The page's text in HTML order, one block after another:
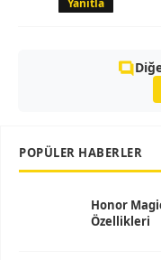
Yanıtla
POPÜLER HABERLER
Honor
Özellikleri